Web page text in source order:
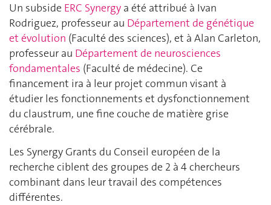
Un subside ERC Synergy a été attribué à Ivan
Rodriguez, professeur au Département de génétique
et évolution (Faculté des sciences), et à Alan Carleton,
professeur au Département de neurosciences
fondamentales (Faculté de médecine). Ce
financement ira à leur projet commun visant à
étudier les fonctionnements et dysfonctionnement
du claustrum, une fine couche de matière grise
cérébrale.
Les Synergy Grants du Conseil européen de la
recherche ciblent des groupes de 2 à 4 chercheurs
combinant dans leur travail des compétences
différentes.